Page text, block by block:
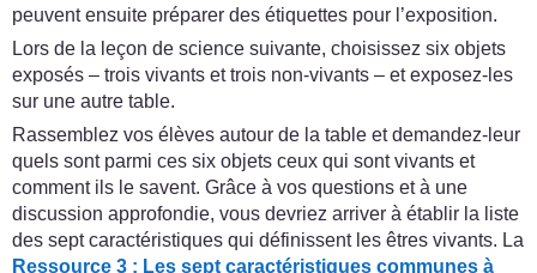
peuvent ensuite préparer des étiquettes pour l’exposition.
Lors de la leçon de science suivante, choisissez six objets
exposés – trois vivants et trois non-vivants – et exposez-les
sur une autre table.
Rassemblez vos élèves autour de la table et demandez-leur
quels sont parmi ces six objets ceux qui sont vivants et
comment ils le savent. Grâce à vos questions et à une
discussion approfondie, vous devriez arriver à établir la liste
des sept caractéristiques qui définissent les êtres vivants. La
Ressource 3 : Les sept caractéristiques communes à